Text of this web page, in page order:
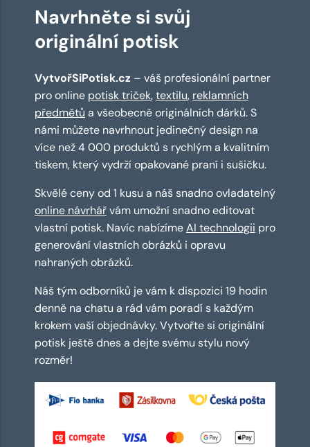
Navrhněte si svůj
originální potisk
VytvořSiPotisk.cz – váš profesionální partner
pro online potisk triček,textilu, reklamních
předmětů a všeobecně originálních dárků. S
námi můžete navrhnout jedinečný design na
více než 4 000 produktů s rychlým a kvalitním
tiskem, který vydrží opakované praní i sušičku.
Skvělé ceny od 1 kusu a náš snadno ovladatelný
online návrhářvám umožní snadno editovat
vlastní potisk. Navíc nabízímeAI technologii pro
generování vlastních obrázků i opravu
nahraných obrázků.
Náš tým odborníků je vám k dispozici 19 hodin
denně na chatu a rád vám poradí s každým
krokem vaší objednávky. Vytvořte si originální
potisk ještě dnes a dejte svému stylu nový
rozměr!